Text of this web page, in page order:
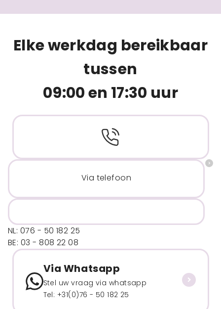
Elke werkdag bereikbaar
tussen
09:00 en 17:30 uur
Via telefoon
NL: 076 - 50 182 25
BE: 03 - 808 22 08
Via Whatsapp
Stel uw vraag via whatsapp
Tel: +31(0)76 - 50 182 25